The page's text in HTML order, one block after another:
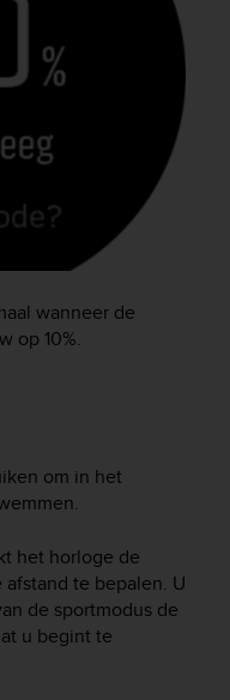
wanneer de
op 10%.
om in het
het horloge de
te bepalen. U
de sportmodus de
u begint te